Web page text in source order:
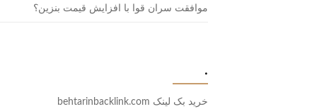
موافقت سران قوا با افزایش قیمت بنزین؟
.
خرید بک لینک behtarinbacklink.com